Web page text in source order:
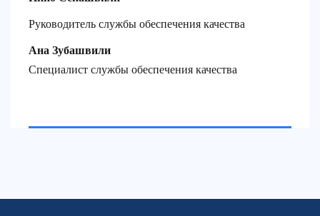
Руководитель службы обеспечения качества
Ана Зубашвили
Специалист службы обеспечения качества